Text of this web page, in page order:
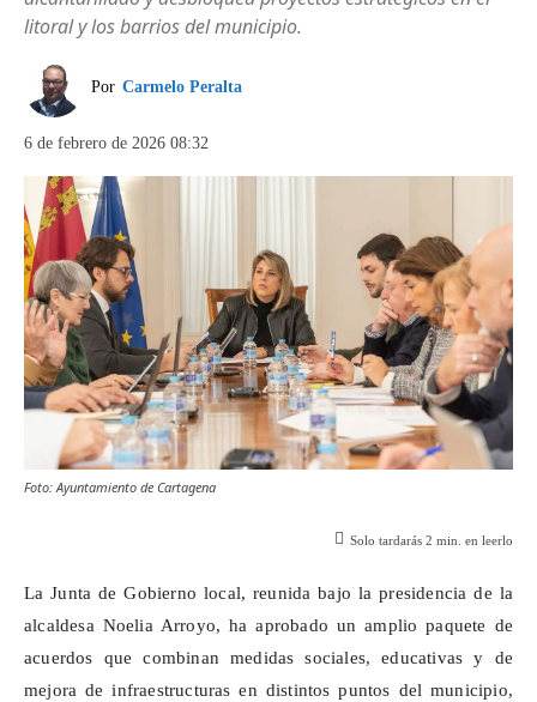
litoral y los barrios del municipio.
Por Carmelo Peralta
6 de febrero de 2026 08:32
Foto: Ayuntamiento de Cartagena
Solo tardarás 2 min. en leerlo
La Junta de Gobierno local, reunida bajo la presidencia de la
alcaldesa Noelia Arroyo, ha aprobado un amplio paquete de
acuerdos que combinan medidas sociales, educativas y de
mejora de infraestructuras en distintos puntos del municipio,